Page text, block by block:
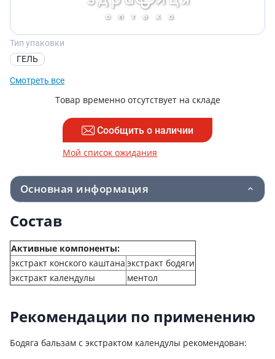
Тип упаковки
ГЕЛЬ
Смотреть все
Товар временно отсутствует на складе
Сообщить о наличии
Мой список ожидания
Основная информация
Состав
Активные компоненты:
экстракт конского каштана экстракт бодяги
экстракт календулы
ментол
Рекомендации по применению
Бодяга бальзам с экстрактом календулы рекомендован: